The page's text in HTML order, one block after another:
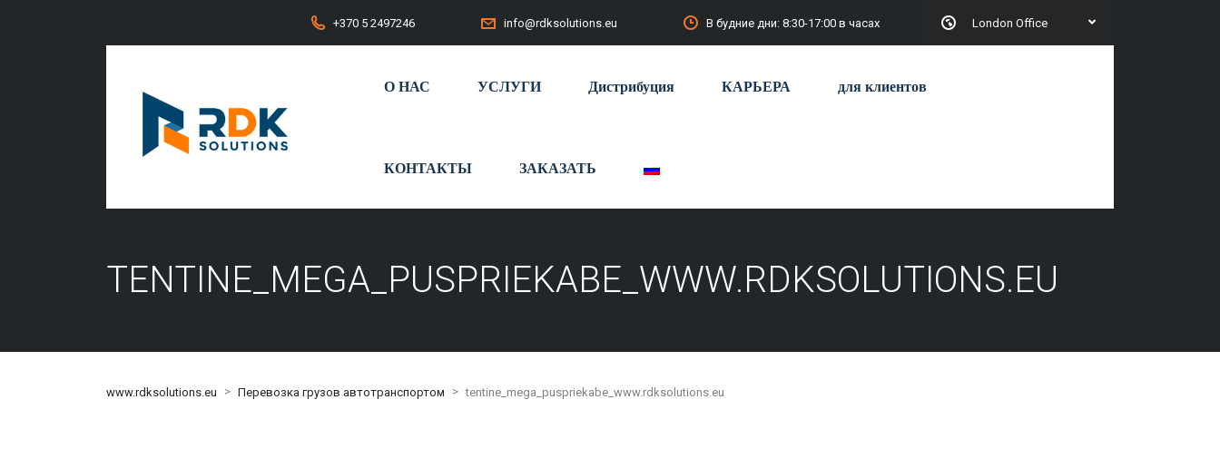
London Office
+370 5 2497246 info@rdksolutions.eu В будние дни: 8:30-17:00 в часах
О НАС УСЛУГИ Дистрибуция КАРЬЕРА для клиентов
КОНТАКТЫ ЗАКАЗАТЬ
TENTINE_MEGA_PUSPRIEKABE_WWW.RDKSOLUTIONS.EU
www.rdksolutions.eu > Перевозка грузов автотранспортом > tentine_mega_puspriekabe_www.rdksolutions.eu